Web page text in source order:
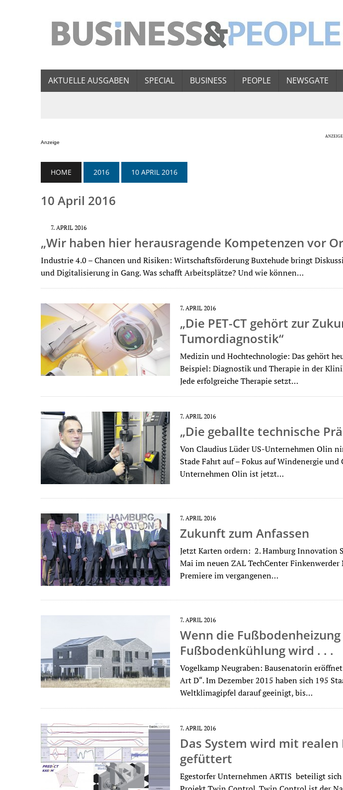
AKTUELLE AUSGABEN SPECIAL BUSINESS PEOPLE NEWSGATE
Anzeige
HOME 2016 10 APRIL 2016
10 April 2016
7. APRIL 2016
„Wir haben hier herausragende Kompetenzen vor
Industrie 4.0 – Chancen und Risiken: Wirtschaftsförderung Buxtehude bringt
und Digitalisierung in Gang. Was schafft Arbeitsplätze? Und wie können…
7. APRIL 2016
„Die PET-CT gehört zur
Tumordiagnostik“
Medizin und Hochtechnologie: Das gehört
Beispiel: Diagnostik und Therapie in der
Jede erfolgreiche Therapie setzt…
7. APRIL 2016
„Die geballte technische
Von Claudius Lüder US-Unternehmen Olin
Stade Fahrt auf – Fokus auf Windenergie und
Unternehmen Olin ist jetzt…
7. APRIL 2016
Zukunft zum Anfassen
Jetzt Karten ordern: 2. Hamburg Innovation
Mai im neuen ZAL TechCenter Finkenwerder
Premiere im vergangenen…
7. APRIL 2016
Wenn die
Fußbodenkühlung wird . . .
Vogelkamp Neugraben: Bausenatorin
Art D“. Im Dezember 2015 haben sich 195
Weltklimagipfel darauf geeinigt, bis…
7. APRIL 2016
Das System wird mit realen
gefüttert
Egestorfer Unternehmen ARTIS beteiligt